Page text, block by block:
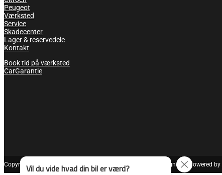
Peugeot
Værksted
Service
Skadecenter
Lager & reservedele
Kontakt
Book tid på værksted
CarGarantie
Copyright © 2026 Autofyn. Alle rettigheder forbeholdes | Designed & Powered by
Vil du vide hvad din bil er værd?